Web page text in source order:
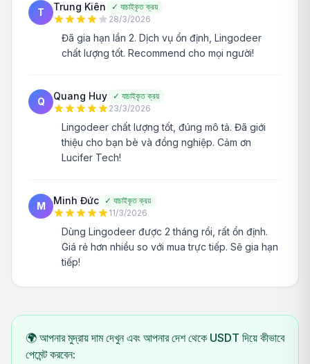
T Trung Kiên ✓ যাচাইকৃত ক্রয়
28/3/2026
Đã gia hạn lần 2. Dịch vụ ổn định, Lingodeer
chất lượng tốt. Recommend cho mọi người!
Q Quang Huy ✓ যাচাইকৃত ক্রয়
23/3/2026
Lingodeer chất lượng tốt, đúng mô tả. Đã giới
thiệu cho bạn bè và đồng nghiệp. Cảm ơn
Lucifer Tech!
M Minh Đức ✓ যাচাইকৃত ক্রয়
11/3/2026
Dùng Lingodeer được 2 tháng rồi, rất ổn định.
Giá rẻ hơn nhiều so với mua trực tiếp. Sẽ gia hạn
tiếp!
🌍 আপনার মুদ্রায় দাম দেখুন এবং আপনার দেশ থেকে USDT দিয়ে কীভাবে
পেমেন্ট করবেন: